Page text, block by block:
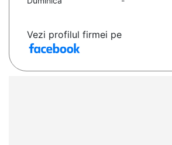
Vezi profilul firmei pe